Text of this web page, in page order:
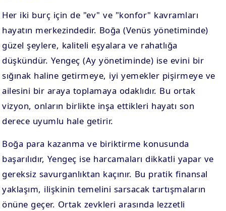
Her iki burç için de "ev" ve "konfor" kavramları
hayatın merkezindedir. Boğa (Venüs yönetiminde)
güzel şeylere, kaliteli eşyalara ve rahatlığa
düşkündür. Yengeç (Ay yönetiminde) ise evini bir
sığınak haline getirmeye, iyi yemekler pişirmeye ve
ailesini bir araya toplamaya odaklıdır. Bu ortak
vizyon, onların birlikte inşa ettikleri hayatı son
derece uyumlu hale getirir.
Boğa para kazanma ve biriktirme konusunda
başarılıdır, Yengeç ise harcamaları dikkatli yapar ve
gereksiz savurganlıktan kaçınır. Bu pratik finansal
yaklaşım, ilişkinin temelini sarsacak tartışmaların
önüne geçer. Ortak zevkleri arasında lezzetli